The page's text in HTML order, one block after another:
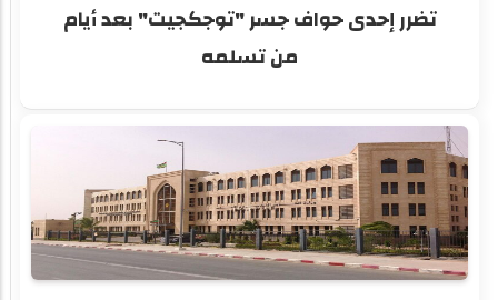
تضرر إحدى حواف جسر "توجكجيت" بعد أيام
من تسلمه